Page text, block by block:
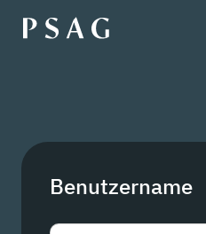
Benutzername